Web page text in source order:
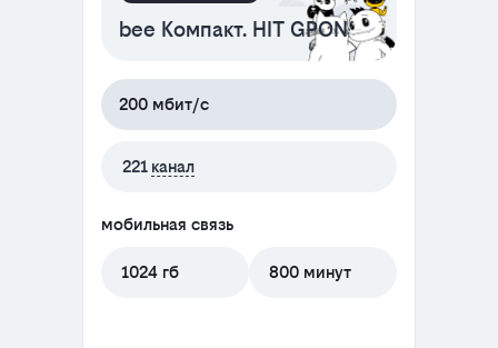
bee Компакт. HIT GPON
200 мбит/с
221 канал
мобильная связь
1024 гб 800 минут